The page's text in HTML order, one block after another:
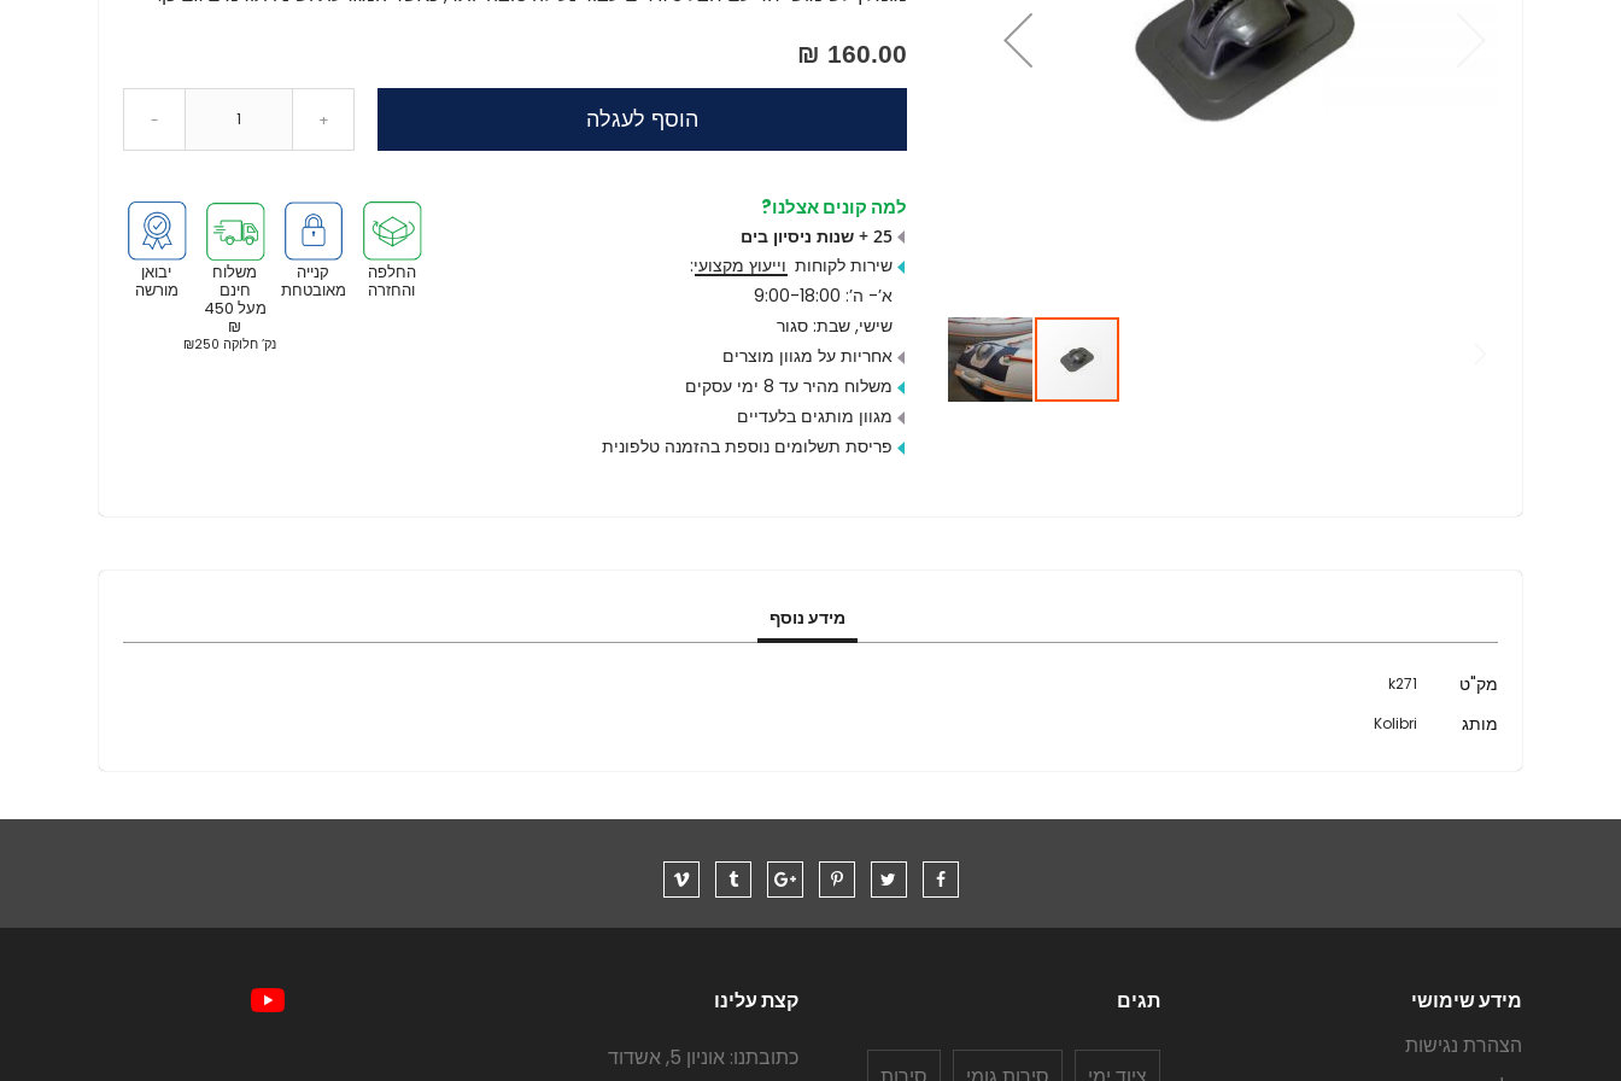
160.00 ₪
- + הוסף לעגלה
יבואן
מורשה
משלוח
חינם
מעל 450
₪
נק’ חלוקה ₪250
קנייה
מאובטחת
החלפה
והחזרה
למה קונים אצלנו?
25 + שנות ניסיון בים
שירות לקוחות וייעוץ מקצועי:
א’- ה’: 9:00-18:00
שישי, שבת: סגור
אחריות על מגוון מוצרים
משלוח מהיר עד 8 ימי עסקים
מגוון מותגים בלעדיים
פריסת תשלומים נוספת בהזמנה טלפונית
מידע נוסף
מידע
נוסף
מק"ט k271
מותג Kolibri
מידע שימושי
הצהרת נגישות
תגים קצת עלינו
כתובתנו: אוניון 5, אשדוד